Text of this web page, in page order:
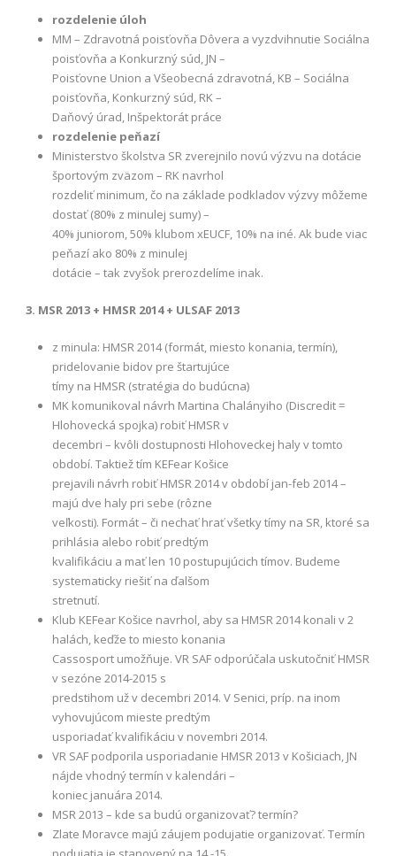
rozdelenie úloh
MM – Zdravotná poisťovňa Dôvera a vyzdvihnutie Sociálna
poisťovňa a Konkurzný súd, JN –
Poisťovne Union a Všeobecná zdravotná, KB – Sociálna
poisťovňa, Konkurzný súd, RK –
Daňový úrad, Inšpektorát práce
rozdelenie peňazí
Ministerstvo školstva SR zverejnilo novú výzvu na dotácie
športovým zväzom – RK navrhol
rozdeliť minimum, čo na základe podkladov výzvy môžeme
dostať (80% z minulej sumy) –
40% juniorom, 50% klubom xEUCF, 10% na iné. Ak bude viac
peňazí ako 80% z minulej
dotácie – tak zvyšok prerozdelíme inak.
3. MSR 2013 + HMSR 2014 + ULSAF 2013
z minula: HMSR 2014 (formát, miesto konania, termín),
pridelovanie bidov pre štartujúce
tímy na HMSR (stratégia do budúcna)
MK komunikoval návrh Martina Chalányiho (Discredit =
Hlohovecká spojka) robiť HMSR v
decembri – kvôli dostupnosti Hlohoveckej haly v tomto
období. Taktiež tím KEFear Košice
prejavili návrh robiť HMSR 2014 v období jan-feb 2014 –
majú dve haly pri sebe (rôzne
veľkosti). Formát – či nechať hrať všetky tímy na SR, ktoré sa
prihlásia alebo robiť predtým
kvalifikáciu a mať len 10 postupujúcich tímov. Budeme
systematicky riešiť na ďalšom
stretnutí.
Klub KEFear Košice navrhol, aby sa HMSR 2014 konali v 2
halách, keďže to miesto konania
Cassosport umožňuje. VR SAF odporúčala uskutočniť HMSR
v sezóne 2014-2015 s
predstihom už v decembri 2014. V Senici, príp. na inom
vyhovujúcom mieste predtým
usporiadať kvalifikáciu v novembri 2014.
VR SAF podporila usporiadanie HMSR 2013 v Košiciach, JN
nájde vhodný termín v kalendári –
koniec januára 2014.
MSR 2013 – kde sa budú organizovať? termín?
Zlate Moravce majú záujem podujatie organizovať. Termín